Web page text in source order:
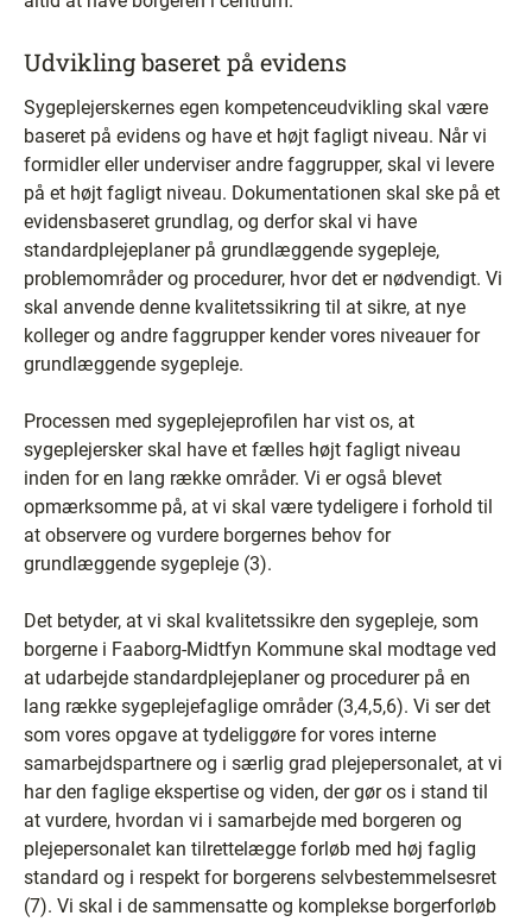
Udvikling baseret på evidens
Sygeplejerskernes egen kompetenceudvikling skal være
baseret på evidens og have et højt fagligt niveau. Når vi
formidler eller underviser andre faggrupper, skal vi levere
på et højt fagligt niveau. Dokumentationen skal ske på et
evidensbaseret grundlag, og derfor skal vi have
standardplejeplaner på grundlæggende sygepleje,
problemområder og procedurer, hvor det er nødvendigt. Vi
skal anvende denne kvalitetssikring til at sikre, at nye
kolleger og andre faggrupper kender vores niveauer for
grundlæggende sygepleje.
Processen med sygeplejeprofilen har vist os, at
sygeplejersker skal have et fælles højt fagligt niveau
inden for en lang række områder. Vi er også blevet
opmærksomme på, at vi skal være tydeligere i forhold til
at observere og vurdere borgernes behov for
grundlæggende sygepleje (3).
Det betyder, at vi skal kvalitetssikre den sygepleje, som
borgerne i Faaborg-Midtfyn Kommune skal modtage ved
at udarbejde standardplejeplaner og procedurer på en
lang række sygeplejefaglige områder (3,4,5,6). Vi ser det
som vores opgave at tydeliggøre for vores interne
samarbejdspartnere og i særlig grad plejepersonalet, at vi
har den faglige ekspertise og viden, der gør os i stand til
at vurdere, hvordan vi i samarbejde med borgeren og
plejepersonalet kan tilrettelægge forløb med høj faglig
standard og i respekt for borgerens selvbestemmelsesret
(7). Vi skal i de sammensatte og komplekse borgerforløb